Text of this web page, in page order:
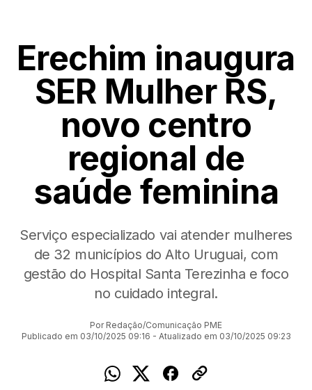
Erechim inaugura
SER Mulher RS,
novo centro
regional de
saúde feminina
Serviço especializado vai atender mulheres
de 32 municípios do Alto Uruguai, com
gestão do Hospital Santa Terezinha e foco
no cuidado integral.
Por Redação/Comunicação PME
Publicado em 03/10/2025 09:16 - Atualizado em 03/10/2025 09:23